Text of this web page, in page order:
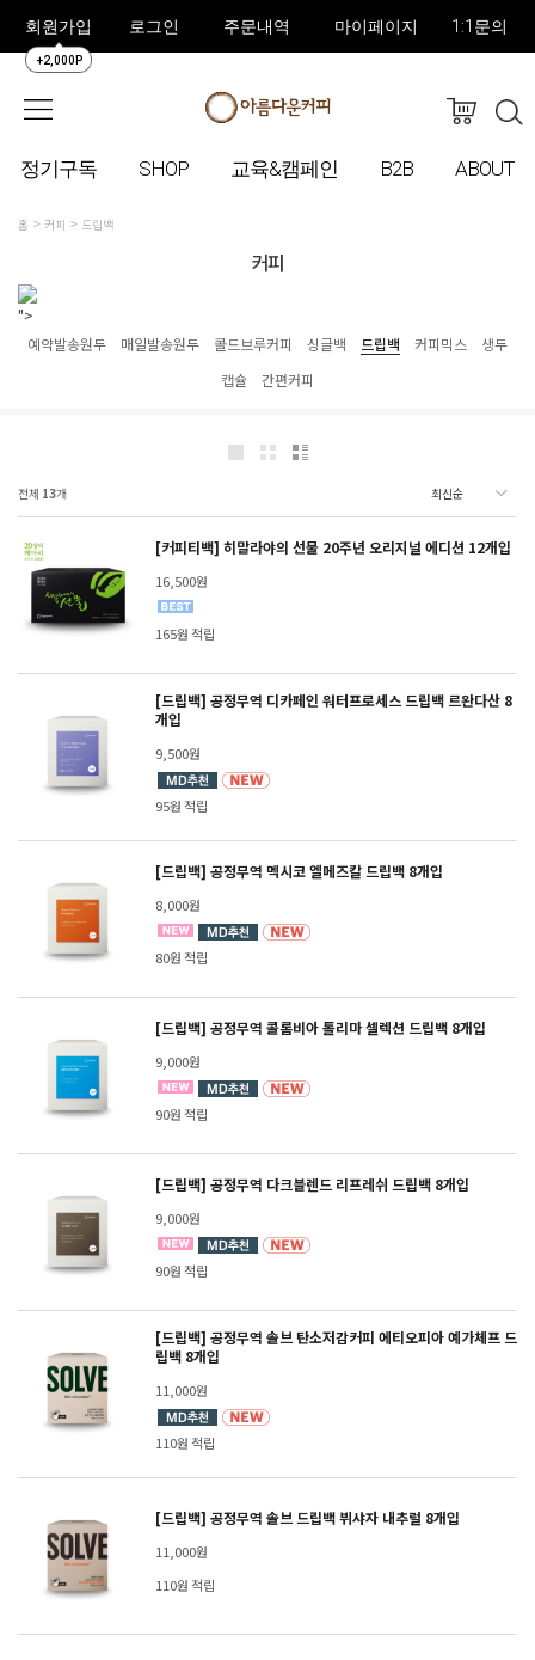
회원가입
+2,000P
로그인 주문내역 마이페이지 1:1문의
정기구독 SHOP 교육&캠페인 B2B ABOUT
홈 커피 드립백
커피
">
예약발송원두
매일발송원두 콜드브루커피 싱글백 드립백 커피믹스
생두
캡슐
간편커피
전체 13개
[커피티백] 히말라야의 선물 20주년 오리지널 에디션 12개입
16,500원
165원 적립
[드립백] 공정무역 디카페인 워터프로세스 드립백 르완다산 8
개입
9,500원
95원 적립
[드립백] 공정무역 멕시코 엘메즈칼 드립백 8개입
8,000원
80원 적립
[드립백] 공정무역 콜롬비아 톨리마 셀렉션 드립백 8개입
9,000원
90원 적립
[드립백] 공정무역 다크블렌드 리프레쉬 드립백 8개입
9,000원
90원 적립
[드립백] 공정무역 솔브 탄소저감커피 에티오피아 예가체프 드
립백 8개입
11,000원
110원 적립
[드립백] 공정무역 솔브 드립백 뷔샤자 내추럴 8개입
11,000원
110원 적립